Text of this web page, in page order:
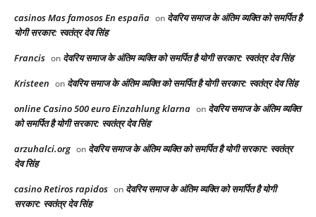
casinos Mas famosos En españa on देवरिय समाज के अंतिम व्यक्ति को समर्पित है
योगी सरकार: स्वतंत्र देव सिंह
Francis on देवरिय समाज के अंतिम व्यक्ति को समर्पित है योगी सरकार: स्वतंत्र देव सिंह
Kristeen on देवरिय समाज के अंतिम व्यक्ति को समर्पित है योगी सरकार: स्वतंत्र देव सिंह
online Casino 500 euro Einzahlung klarna on देवरिय समाज के अंतिम व्यक्ति
को समर्पित है योगी सरकार: स्वतंत्र देव सिंह
arzuhalci.org on देवरिय समाज के अंतिम व्यक्ति को समर्पित है योगी सरकार: स्वतंत्र
देव सिंह
casino Retiros rapidos on देवरिय समाज के अंतिम व्यक्ति को समर्पित है योगी
सरकार: स्वतंत्र देव सिंह